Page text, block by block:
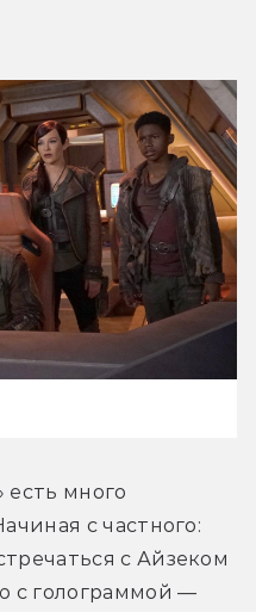
есть много
с частного:
с Айзеком
с голограммой —